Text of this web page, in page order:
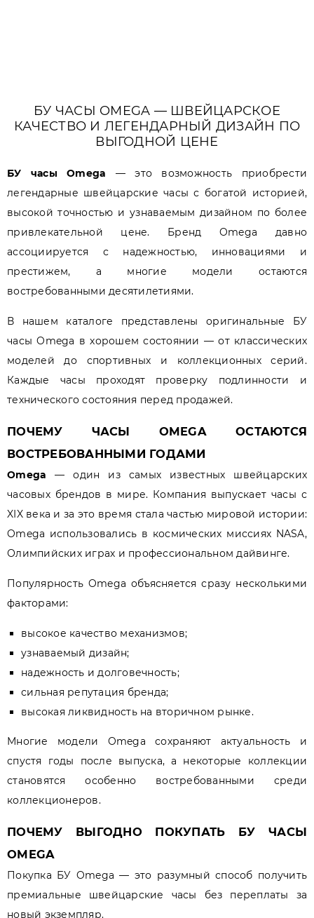
БУ ЧАСЫ OMEGA — ШВЕЙЦАРСКОЕ
КАЧЕСТВО И ЛЕГЕНДАРНЫЙ ДИЗАЙН ПО
ВЫГОДНОЙ ЦЕНЕ
БУ часы Omega — это возможность приобрести
легендарные швейцарские часы с богатой историей,
высокой точностью и узнаваемым дизайном по более
привлекательной цене. Бренд Omega давно
ассоциируется с надежностью, инновациями и
престижем, а многие модели остаются
востребованными десятилетиями.
В нашем каталоге представлены оригинальные БУ
часы Omega в хорошем состоянии — от классических
моделей до спортивных и коллекционных серий.
Каждые часы проходят проверку подлинности и
технического состояния перед продажей.
ПОЧЕМУ ЧАСЫ OMEGA ОСТАЮТСЯ
ВОСТРЕБОВАННЫМИ ГОДАМИ
Omega — один из самых известных швейцарских
часовых брендов в мире. Компания выпускает часы с
XIX века и за это время стала частью мировой истории:
Omega использовались в космических миссиях NASA,
Олимпийских играх и профессиональном дайвинге.
Популярность Omega объясняется сразу несколькими
факторами:
высокое качество механизмов;
узнаваемый дизайн;
надежность и долговечность;
сильная репутация бренда;
высокая ликвидность на вторичном рынке.
Многие модели Omega сохраняют актуальность и
спустя годы после выпуска, а некоторые коллекции
становятся особенно востребованными среди
коллекционеров.
ПОЧЕМУ ВЫГОДНО ПОКУПАТЬ БУ ЧАСЫ
OMEGA
Покупка БУ Omega — это разумный способ получить
премиальные швейцарские часы без переплаты за
новый экземпляр.